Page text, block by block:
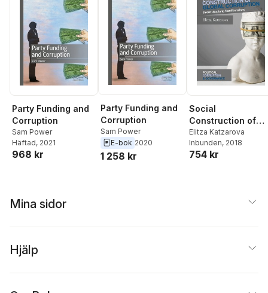
Party Funding and
Corruption
Sam Power
Häftad, 2021
968 kr
Party Funding and
Corruption
Sam Power
E-bok 2020
1 258 kr
Social
Construction of
Global Corruption
Elitza Katzarova
Inbunden, 2018
754 kr
Mina sidor
Hjälp